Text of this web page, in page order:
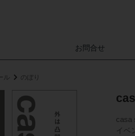
お問合せ
ル のぼり
casa
イベ